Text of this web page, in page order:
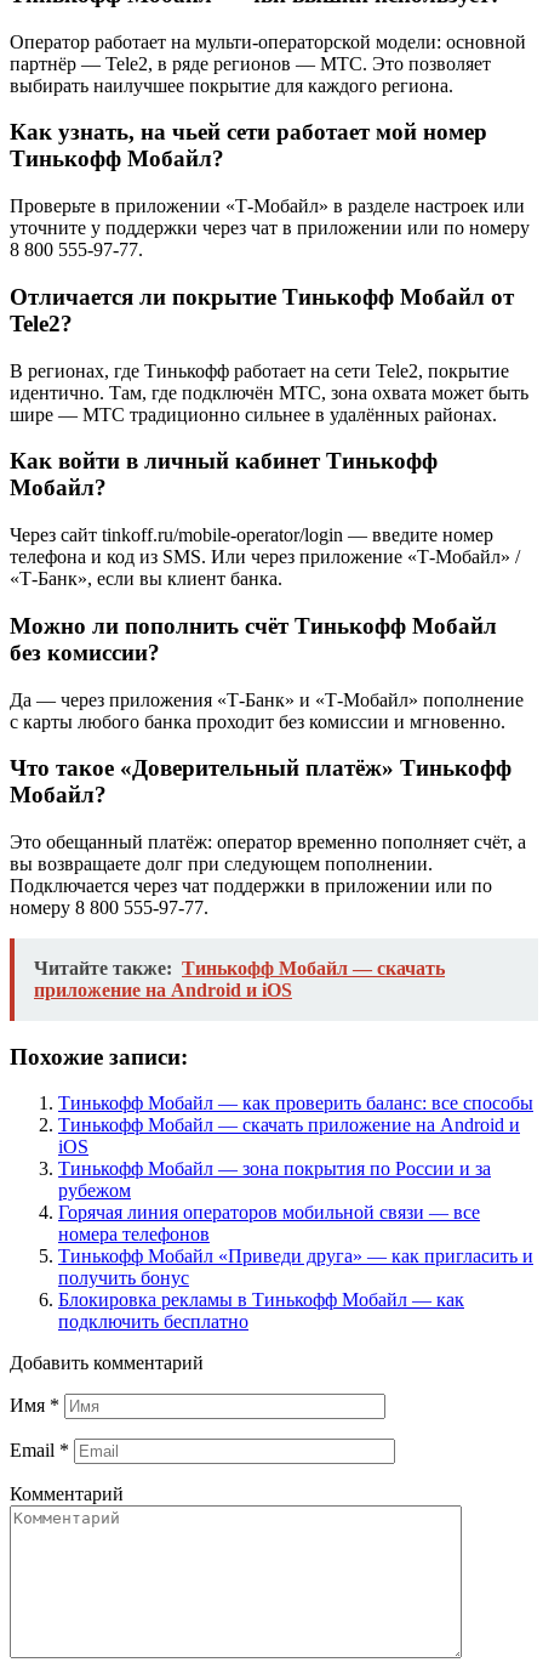
Оператор работает на мульти-операторской модели: основной
партнёр — Tele2, в ряде регионов — МТС. Это позволяет
выбирать наилучшее покрытие для каждого региона.
Как узнать, на чьей сети работает мой номер
Тинькофф Мобайл?
Проверьте в приложении «Т-Мобайл» в разделе настроек или
уточните у поддержки через чат в приложении или по номеру
8 800 555-97-77.
Отличается ли покрытие Тинькофф Мобайл от
Tele2?
В регионах, где Тинькофф работает на сети Tele2, покрытие
идентично. Там, где подключён МТС, зона охвата может быть
шире — МТС традиционно сильнее в удалённых районах.
Как войти в личный кабинет Тинькофф
Мобайл?
Через сайт tinkoff.ru/mobile-operator/login — введите номер
телефона и код из SMS. Или через приложение «Т-Мобайл» /
«Т-Банк», если вы клиент банка.
Можно ли пополнить счёт Тинькофф Мобайл
без комиссии?
Да — через приложения «Т-Банк» и «Т-Мобайл» пополнение
с карты любого банка проходит без комиссии и мгновенно.
Что такое «Доверительный платёж» Тинькофф
Мобайл?
Это обещанный платёж: оператор временно пополняет счёт, а
вы возвращаете долг при следующем пополнении.
Подключается через чат поддержки в приложении или по
номеру 8 800 555-97-77.
Читайте также: Тинькофф Мобайл — скачать
приложение на Android и iOS
Похожие записи:
Тинькофф Мобайл — как проверить баланс: все способы
Тинькофф Мобайл — скачать приложение на Android и
iOS
Тинькофф Мобайл — зона покрытия по России и за
рубежом
Горячая линия операторов мобильной связи — все
номера телефонов
Тинькофф Мобайл «Приведи друга» — как пригласить и
получить бонус
Блокировка рекламы в Тинькофф Мобайл — как
подключить бесплатно
Добавить комментарий
Имя *
Email *
Комментарий